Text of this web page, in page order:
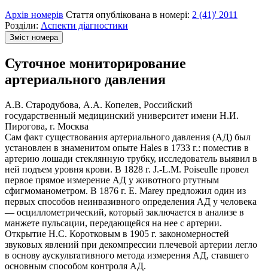
Архів номерів Стаття опублікована в номері: 2 (41)' 2011
Розділи: Аспекти діагностики
Зміст номера
Суточное мониторирование
артериального давления
А.В. Стародубова, А.А. Копелев, Российский
государственный медицинский университет имени Н.И.
Пирогова, г. Москва
Сам факт существования артериального давления (АД) был
установлен в знаменитом опыте Hales в 1733 г.: поместив в
артерию лошади стеклянную трубку, исследователь выявил в
ней подъем уровня крови. В 1828 г. J.-L.M. Poiseulle провел
первое прямое измерение АД у животного ртутным
сфигмоманометром. В 1876 г. E. Marey предложил один из
первых способов неинвазивного определения АД у человека
— осциллометрический, который заключается в анализе в
манжете пульсации, передающейся на нее с артерии.
Открытие Н.С. Коротковым в 1905 г. закономерностей
звуковых явлений при декомпрессии плечевой артерии легло
в основу аускультативного метода измерения АД, ставшего
основным способом контроля АД.